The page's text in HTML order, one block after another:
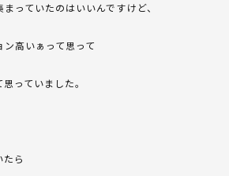
っていたのはいいんですけど、
高いぁって思って
っていました。
ら